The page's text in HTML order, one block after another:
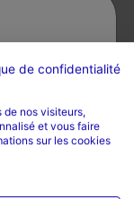
de 110 degrés
langue
de confidentialité
de nos visiteurs,
et vous faire
sur les cookies